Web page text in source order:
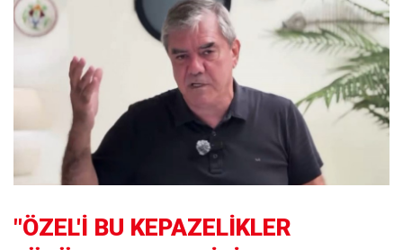
"ÖZEL'İ BU KEPAZELİKLER